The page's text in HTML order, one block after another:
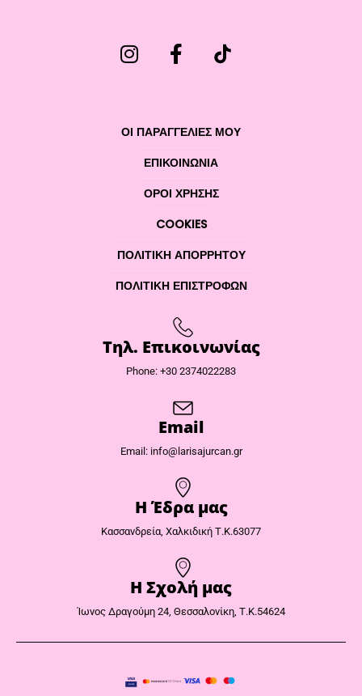
ΟΙ ΠΑΡΑΓΓΕΛΙΕΣ ΜΟΥ
ΕΠΙΚΟΙΝΩΝΊΑ
ΌΡΟΙ ΧΡΉΣΗΣ
COOKIES
ΠΟΛΙΤΙΚΉ ΑΠΟΡΡΉΤΟΥ
ΠΟΛΙΤΙΚΉ ΕΠΙΣΤΡΟΦΏΝ
Τηλ. Επικοινωνίας
Phone: +30 2374022283
Email
Email: info@larisajurcan.gr
Η Έδρα μας​
Κασσανδρεία, Χαλκιδική Τ.Κ.63077
Η Σχολή μας
Ίωνος Δραγούμη 24, Θεσσαλονίκη, Τ.Κ.54624